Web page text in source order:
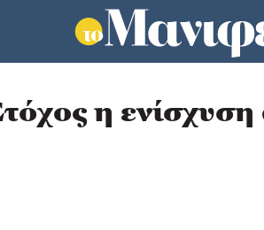
η ενίσχυση